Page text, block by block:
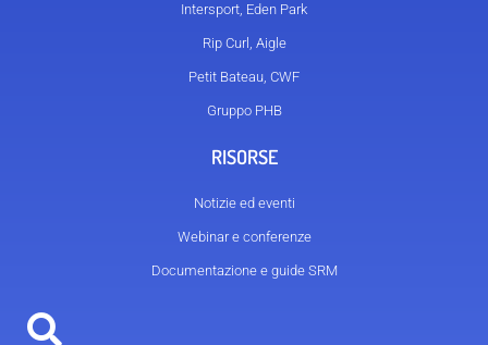
Intersport, Eden Park
Rip Curl, Aigle
Petit Bateau, CWF
Gruppo PHB
RISORSE
Notizie ed eventi
Webinar e conferenze
Documentazione e guide SRM